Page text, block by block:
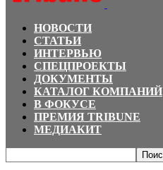
НОВОСТИ
СТАТЬИ
ИНТЕРВЬЮ
СПЕЦПРОЕКТЫ
ДОКУМЕНТЫ
КАТАЛОГ КОМПАНИЙ
В ФОКУСЕ
ПРЕМИЯ TRIBUNE
МЕДИАКИТ